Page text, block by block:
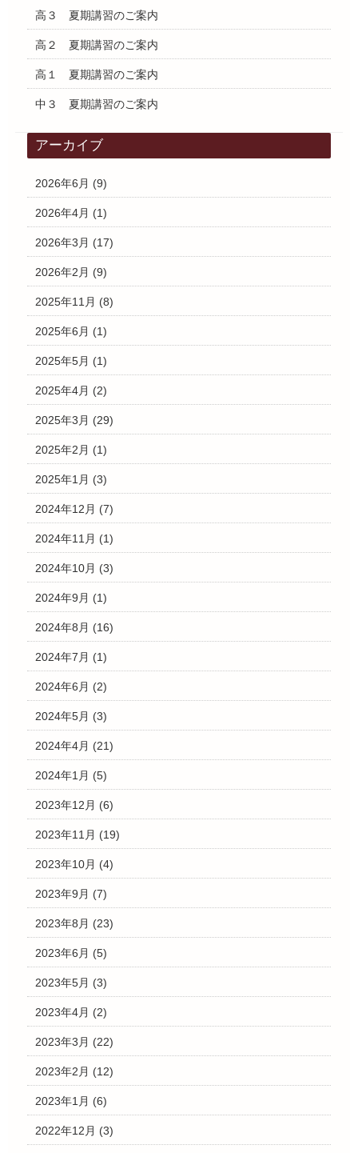
高３ 夏期講習のご案内
高２ 夏期講習のご案内
高１ 夏期講習のご案内
中３ 夏期講習のご案内
アーカイブ
2026年6月 (9)
2026年4月 (1)
2026年3月 (17)
2026年2月 (9)
2025年11月 (8)
2025年6月 (1)
2025年5月 (1)
2025年4月 (2)
2025年3月 (29)
2025年2月 (1)
2025年1月 (3)
2024年12月 (7)
2024年11月 (1)
2024年10月 (3)
2024年9月 (1)
2024年8月 (16)
2024年7月 (1)
2024年6月 (2)
2024年5月 (3)
2024年4月 (21)
2024年1月 (5)
2023年12月 (6)
2023年11月 (19)
2023年10月 (4)
2023年9月 (7)
2023年8月 (23)
2023年6月 (5)
2023年5月 (3)
2023年4月 (2)
2023年3月 (22)
2023年2月 (12)
2023年1月 (6)
2022年12月 (3)